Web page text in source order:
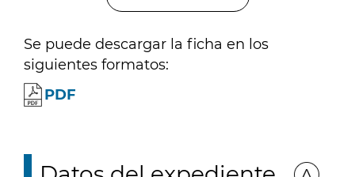
Se puede descargar la ficha en los
siguientes formatos:
PDF